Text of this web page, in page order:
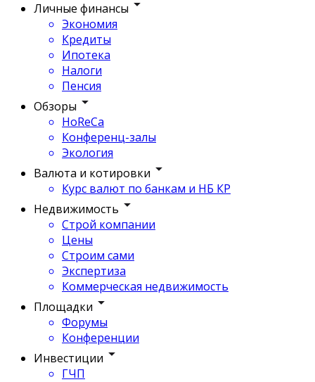
Личные финансы
Экономия
Кредиты
Ипотека
Налоги
Пенсия
Обзоры
HoReCa
Конференц-залы
Экология
Валюта и котировки
Курс валют по банкам и НБ КР
Недвижимость
Строй компании
Цены
Строим сами
Экспертиза
Коммерческая недвижимость
Площадки
Форумы
Конференции
Инвестиции
ГЧП